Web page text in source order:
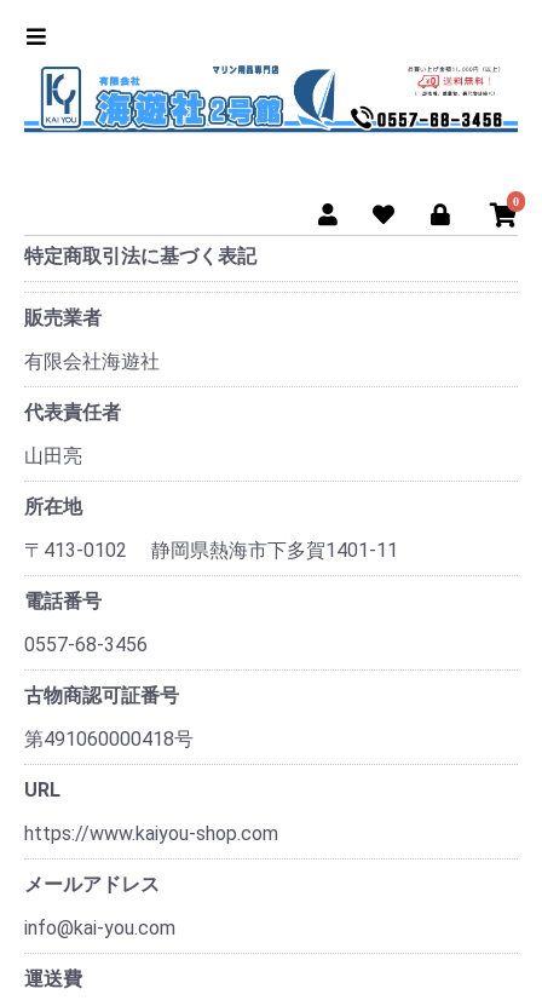
0
特定商取引法に基づく表記
販売業者
有限会社海遊社
代表責任者
山田亮
所在地
〒413-0102 静岡県熱海市下多賀1401-11
電話番号
0557-68-3456
古物商認可証番号
第491060000418号
URL
https://www.kaiyou-shop.com
メールアドレス
info@kai-you.com
運送費